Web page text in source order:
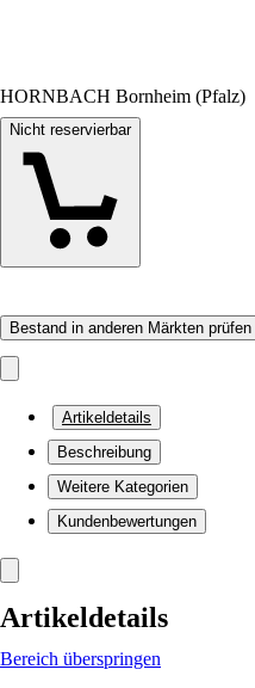
HORNBACH Bornheim (Pfalz)
Nicht reservierbar
Bestand in anderen Märkten prüfen
Artikeldetails
Beschreibung
Weitere Kategorien
Kundenbewertungen
Artikeldetails
Bereich überspringen